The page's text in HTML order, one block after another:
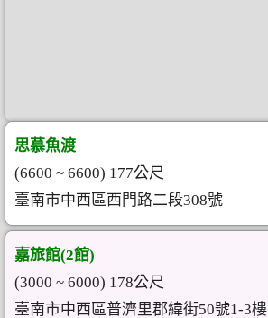
思慕魚渡
(6600 ~ 6600) 177公尺
臺南市中西區西門路二段308號
嘉旅館(2館)
(3000 ~ 6000) 178公尺
臺南市中西區普濟里郡緯街50號1-3樓